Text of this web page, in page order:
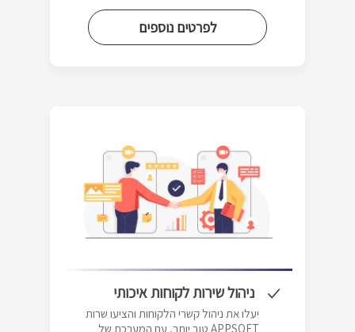
לפרטים נוספים
ניהול שירות לקוחות איכותי
יעלו את ניהול קשרי הלקוחות והציעו שרות
טוב יותר, עם המערכת של APPSOFT